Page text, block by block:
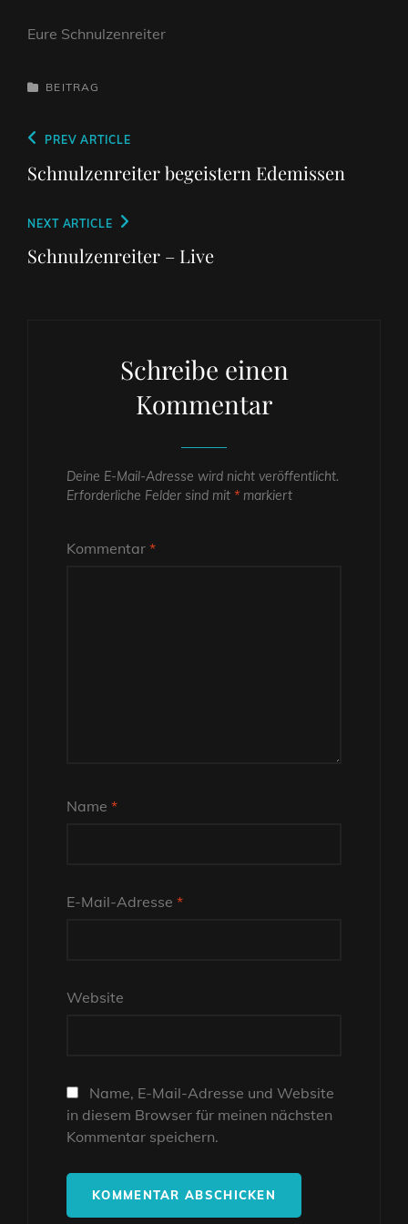
Eure Schnulzenreiter
CATEGORIES
BEITRAG
Beitragsnavigation
Previous
Post
PREV ARTICLE
Schnulzenreiter begeistern Edemissen
Next
Post
NEXT ARTICLE
Schnulzenreiter – Live
Schreibe einen
Kommentar
Deine E-Mail-Adresse wird nicht veröffentlicht.
Erforderliche Felder sind mit * markiert
Kommentar *
Name *
E-Mail-Adresse *
Website
Name, E-Mail-Adresse und Website
in diesem Browser für meinen nächsten
Kommentar speichern.